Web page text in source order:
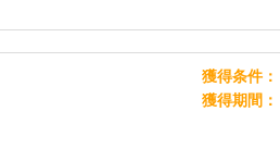
獲得条件
獲得期間